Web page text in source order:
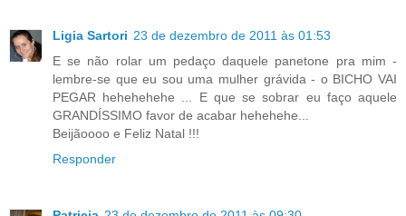
Ligia Sartori 23 de dezembro de 2011 às 01:53
E se não rolar um pedaço daquele panetone pra mim -
lembre-se que eu sou uma mulher grávida - o BICHO VAI
PEGAR hehehehehe ... E que se sobrar eu faço aquele
GRANDÍSSIMO favor de acabar hehehehe...
Beijãoooo e Feliz Natal !!!
Responder